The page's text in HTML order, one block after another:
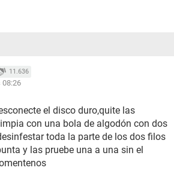
11.636
08:26
el disco duro,quite las
con una bola de algodón con dos
toda la parte de los dos filos
y las pruebe una a una sin el